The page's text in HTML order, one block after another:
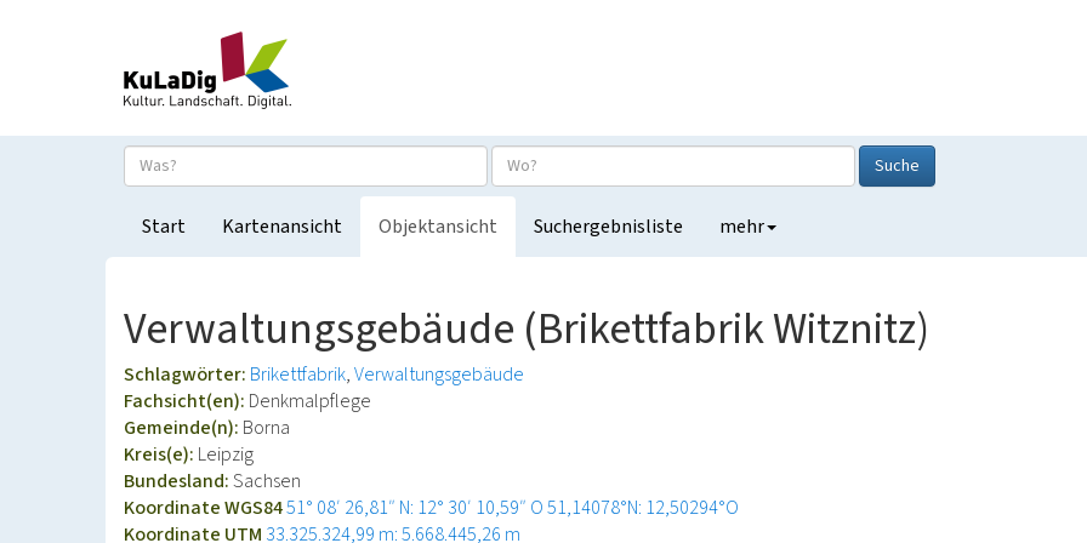
Suche
Start Kartenansicht Objektansicht Suchergebnisliste mehr
Verwaltungsgebäude (Brikettfabrik Witznitz)
Schlagwörter: Brikettfabrik Verwaltungsgebäude
Fachsicht(en): Denkmalpflege
Gemeinde(n): Borna
Kreis(e): Leipzig
Bundesland:Sachsen
Koordinate WGS8451° 08′ 26,81″ N: 12° 30′ 10,59″ O51,14078°N: 12,50294°O
Koordinate UTM 33.325.324,99 m: 5.668.445,26 m